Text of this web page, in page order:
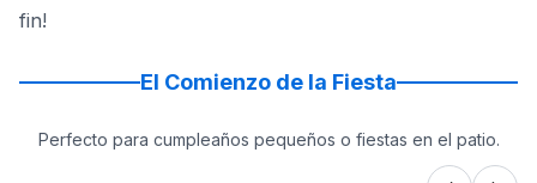
fin!
El Comienzo de la Fiesta
Perfecto para cumpleaños pequeños o fiestas en el patio.